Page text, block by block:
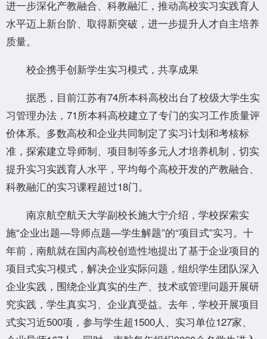
进一步深化产教融合、科教融汇，推动高校实习实践育人
水平迈上新台阶、取得新突破，进一步提升人才自主培养
质量。
校企携手创新学生实习模式，共享成果
据悉，目前江苏有74所本科高校出台了校级大学生实
习管理办法，71所本科高校建立了专门的实习工作质量评
价体系。多数高校和企业共同制定了实习计划和考核标
准，探索建立导师制、项目制等多元人才培养机制，切实
提升实习实践育人水平，平均每个高校开发的产教融合、
科教融汇的实习课程超过18门。
南京航空航天大学副校长施大宁介绍，学校探索实
施“企业出题—导师点题—学生解题”的“项目式”实习。十
年前，南航就在国内高校创造性地提出了基于企业项目的
项目式实习模式，解决企业实际问题，组织学生团队深入
企业实践，围绕企业真实的生产、技术或管理问题开展研
究实践，学生真实习、企业真受益。去年，学校开展项目
式实习近500项，参与学生超1500人、实习单位127家、